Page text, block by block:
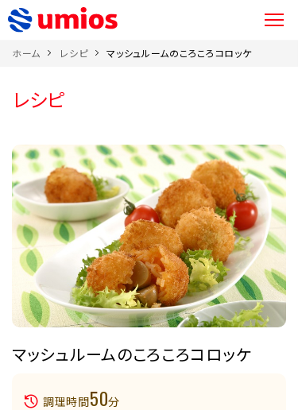
ホーム レシピ マッシュルームのころころコロッケ
レシピ
マッシュルームのころころコロッケ
調理時間50分